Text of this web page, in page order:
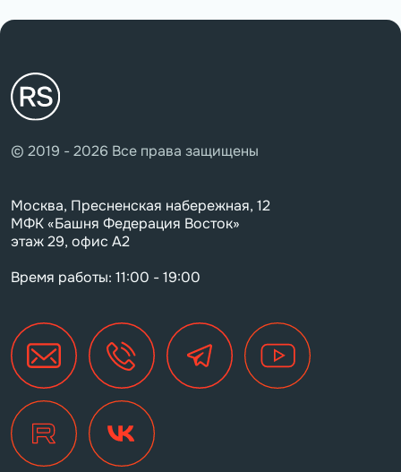
© 2019 - 2026 Все права защищены
Москва, Пресненская набережная, 12
МФК «Башня Федерация Восток»
этаж 29, офис А2
Время работы: 11:00 - 19:00